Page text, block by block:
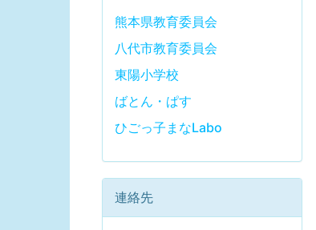
熊本県教育委員会
八代市教育委員会
東陽小学校
ばとん・ぱす
ひごっ子まなLabo
連絡先